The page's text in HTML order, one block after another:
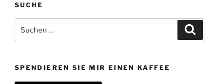
SUCHE
nach:
SPENDIEREN SIE MIR EINEN KAFFEE